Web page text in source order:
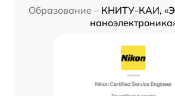
Образование – КНИТУ-КАИ,